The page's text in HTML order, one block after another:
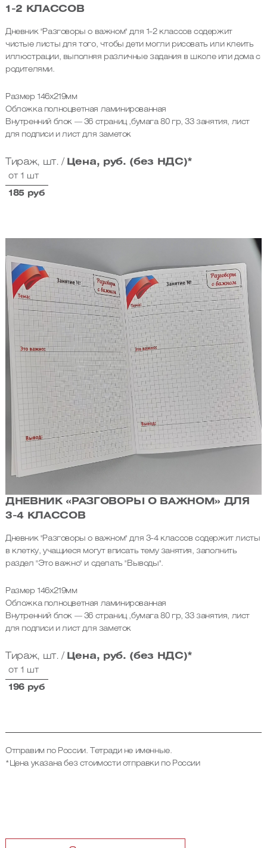
1-2 КЛАССОВ
Дневник "Разговоры о важном" для 1-2 классов содержит
чистые листы для того, чтобы дети могли рисовать или клеить
иллюстрации, выполняя различные задания в школе или дома с
родителями.
Размер 146х219мм
Обложка полноцветная ламинированная
Внутренний блок — 36 страниц ,бумага 80 гр, 33 занятия, лист
для подписи и лист для заметок
Тираж, шт. / Цена, руб. (без НДС)*
от 1 шт
185 руб
ДНЕВНИК «РАЗГОВОРЫ О ВАЖНОМ» ДЛЯ
3-4 КЛАССОВ
Дневник "Разговоры о важном" для 3-4 классов содержит листы
в клетку, учащиеся могут вписать тему занятия, заполнить
раздел "Это важно" и сделать "Выводы".
Размер 146х219мм
Обложка полноцветная ламинированная
Внутренний блок — 36 страниц ,бумага 80 гр, 33 занятия, лист
для подписи и лист для заметок
Тираж, шт. / Цена, руб. (без НДС)*
от 1 шт
196 руб
Отправим по России. Тетради не именные.
*Цена указана без стоимости отправки по России